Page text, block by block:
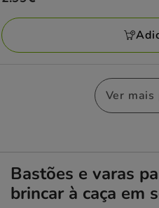
com
2
avaliações
2.99€
Ver mais
Bastões e varas
brincar à caça em